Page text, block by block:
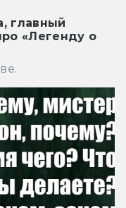
главный
«Легенду о